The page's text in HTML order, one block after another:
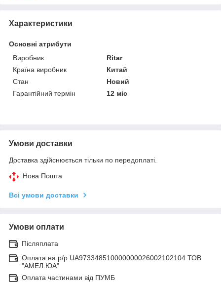
Характеристики
Основні атрибути
Виробник
Ritar
Країна виробник
Китай
Стан
Новий
Гарантійний термін
12 міс
Умови доставки
Доставка здійснюється тільки по передоплаті.
Нова Пошта
Всі умови доставки
Умови оплати
Післяплата
Оплата на р/р UA973348510000000026002102104 ТОВ
"АМЕЛ.ЮА"
Оплата частинами від ПУМБ